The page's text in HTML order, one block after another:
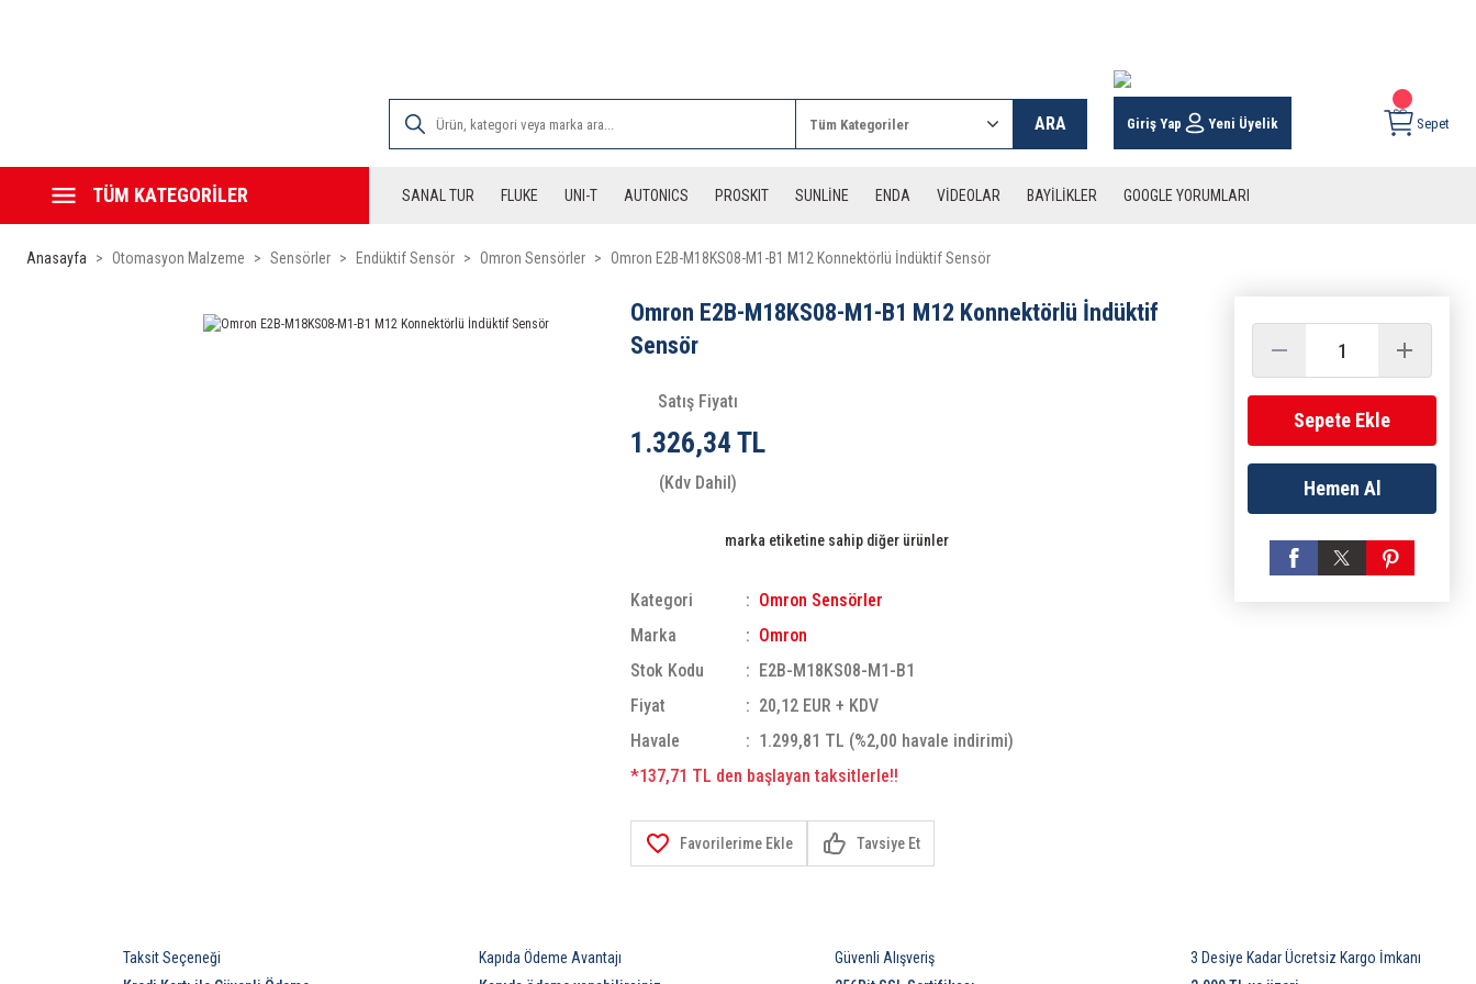
ARA Giriş Yap Yeni Üyelik Sepet
TÜM KATEGORİLER SANAL TUR FLUKE UNI-T AUTONICS PROSKIT SUNLİNE ENDA VİDEOLAR BAYİLİKLER GOOGLE YORUMLARI
Anasayfa Otomasyon Malzeme Sensörler Endüktif Sensör Omron Sensörler Omron E2B-M18KS08-M1-B1 M12 Konnektörlü İndüktif Sensör
Omron E2B-M18KS08-M1-B1 M12 Konnektörlü İndüktif
Sensör
Satış Fiyatı
1.326,34 TL
(Kdv Dahil)
marka etiketine sahip diğer ürünler
Kategori
Omron Sensörler
Marka
Omron
Stok Kodu
E2B-M18KS08-M1-B1
Fiyat
20,12 EUR + KDV
Havale
1.299,81 TL (%2,00 havale indirimi)
*137,71 TL den başlayan taksitlerle!!
Tavsiye Et
Sepete Ekle
Hemen Al
3 Desiye Kadar Ücretsiz Kargo İmkanı
Kapıda Ödeme Avantajı
Güvenli Alışveriş
Taksit Seçeneği